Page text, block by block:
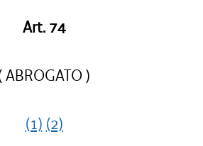
Art. 74
ABROGATO )
(1) (2)